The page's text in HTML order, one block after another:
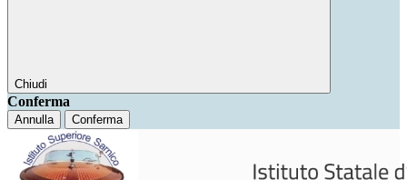
Chiudi
Conferma
Annulla Conferma